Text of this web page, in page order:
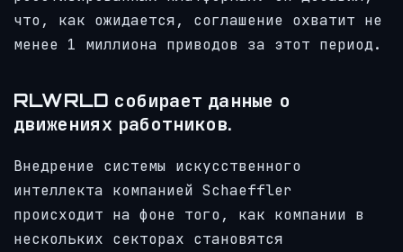
что, как ожидается, соглашение охватит не
менее 1 миллиона приводов за этот период.
RLWRLD собирает данные о
движениях работников.
Внедрение системы искусственного
интеллекта компанией Schaeffler
происходит на фоне того, как компании в
нескольких секторах становятся